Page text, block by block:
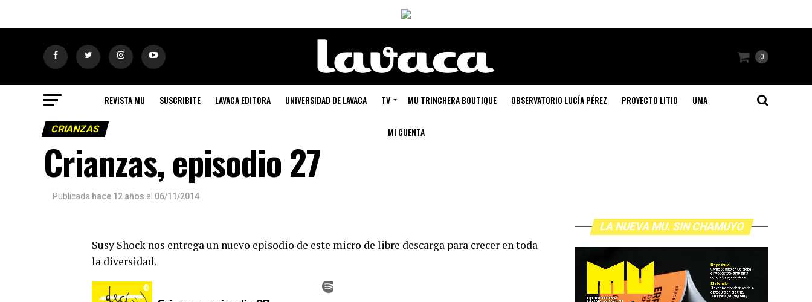
0
REVISTA MU SUSCRIBITE LAVACA EDITORA UNIVERSIDAD DE LAVACA TV MU TRINCHERA BOUTIQUE OBSERVATORIO LUCÍA PÉREZ PROYECTO LITIO UMA
MI CUENTA
CRIANZAS
Crianzas, episodio 27
Publicada hace 12 años el 06/11/2014
Susy Shock nos entrega un nuevo episodio de este micro de libre descarga para crecer en toda
la diversidad.
LA NUEVA MU. SIN CHAMUYO